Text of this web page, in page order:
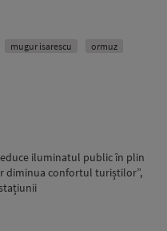
mugur isarescu
ormuz
iluminatul public în plin
diminua confortul turiștilor”,